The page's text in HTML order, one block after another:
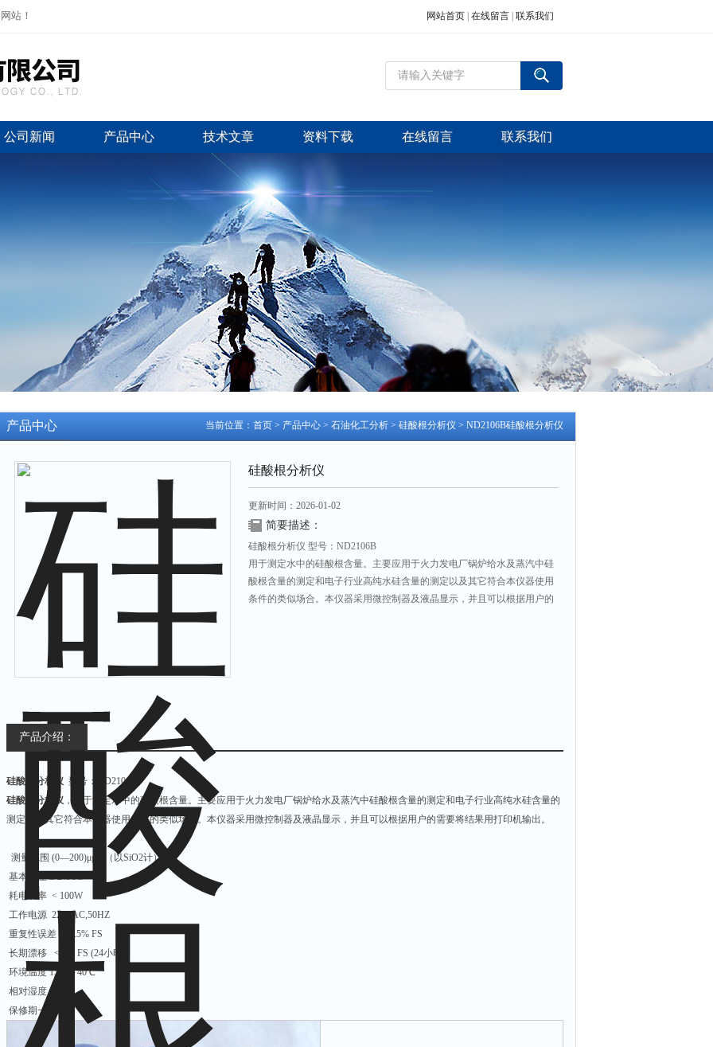
站！ 网站首页 在线留言 联系我们
公司新闻 产品中心 技术文章 资料下载 在线留言 联系我们
当前位置： 首页 > 产品中心 > 石油化工分析 > 硅酸根分析仪 > ND2106B硅酸根分析仪
产品中心
硅酸根分析仪
更新时间：2026-01-02
简要描述：
硅酸根分析仪 型号：ND2106B
用于测定水中的硅酸根含量。主要应用于火力发电厂锅炉给水及蒸汽中硅
酸根含量的测定和电子行业高纯水硅含量的测定以及其它符合本仪器使用
条件的类似场合。本仪器采用微控制器及液晶显示，并且可以根据用户的
产品介绍：
硅酸根分析仪 型号：ND2106B
硅酸根分析仪 ，用于测定水中的硅酸根含量。主要应用于火力发电厂锅炉给水及蒸汽中硅酸根含量的测定和电子行业高纯水硅含量的
测定以及其它符合本仪器使用条件的类似场合。本仪器采用微控制器及液晶显示，并且可以根据用户的需要将结果用打印机输出。
测量范围 (0—200)μg/L（以SiO2计）
基本误差 ± 2% FS
耗电功率 < 100W
工作电源 220VAC,50HZ
重复性误差 < 1.5% FS
长期漂移 < 2% FS (24小时)
环境温度 15℃～40℃
相对湿度 ≤85％
保修期一年